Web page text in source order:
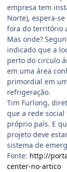
empresa tem
Norte), espera-
fora do território
Mas onde?
indicado que a
perto do circulo
em uma área
primordial em
refrigeração.
Tim Furlong,
que a rede
próprio país. E
projeto deve
sistema de
Fonte: http://
center-no-artico